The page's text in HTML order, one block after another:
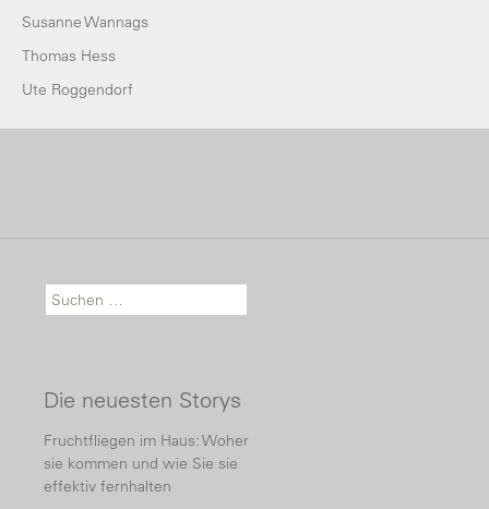
Susanne Wannags
Thomas Hess
Ute Roggendorf
Suche nach:
Die neuesten Storys
Fruchtfliegen im Haus: Woher
sie kommen und wie Sie sie
effektiv fernhalten